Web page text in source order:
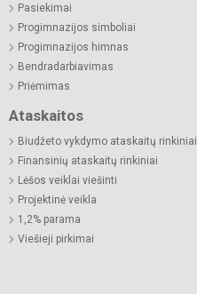
Pasiekimai
Progimnazijos simboliai
Progimnazijos himnas
Bendradarbiavimas
Priėmimas
Ataskaitos
Biudžeto vykdymo ataskaitų rinkiniai
Finansinių ataskaitų rinkiniai
Lėšos veiklai viešinti
Projektinė veikla
1,2% parama
Viešieji pirkimai